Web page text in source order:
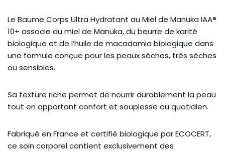
Le Baume Corps Ultra Hydratant au Miel de Manuka IAA®
10+ associe du miel de Manuka, du beurre de karité
biologique et de l’huile de macadamia biologique dans
une formule conçue pour les peaux sèches, très sèches
ou sensibles.
Sa texture riche permet de nourrir durablement la peau
tout en apportant confort et souplesse au quotidien.
Fabriqué en France et certifié biologique par ECOCERT,
ce soin corporel contient exclusivement des